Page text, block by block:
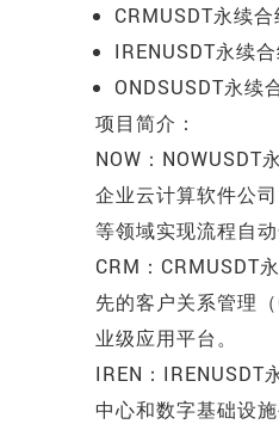
CRMUSDT永续
IRENUSDT永续
ONDSUSDT永续
项目简介：
NOW：
企业云计算软件公
等领域实现流程自动
CRM：CRMUSDT
先的客户关系管理
业级应用平台。
IREN：
中心和数字基础设